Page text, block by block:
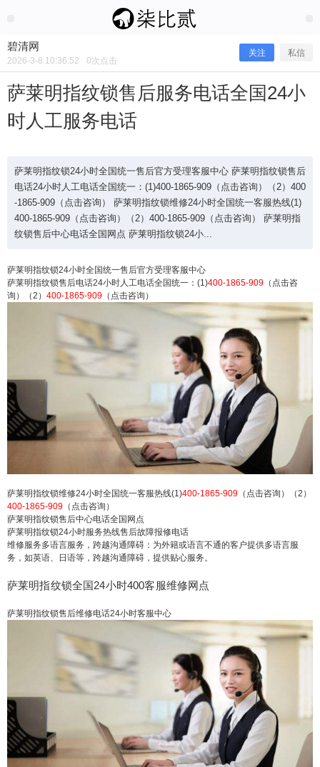
碧清网
2026-3-8 10:36:52 0次点击
关注 私信
萨莱明指纹锁售后服务电话全国24小
时人工服务电话
萨莱明指纹锁24小时全国统一售后官方受理客服中心 萨莱明指纹锁售后
电话24小时人工电话全国统一：(1)400-1865-909（点击咨询）（2）400
-1865-909（点击咨询） 萨莱明指纹锁维修24小时全国统一客服热线(1)
400-1865-909（点击咨询）（2）400-1865-909（点击咨询） 萨莱明指
纹锁售后中心电话全国网点 萨莱明指纹锁24小...
萨莱明指纹锁24小时全国统一售后官方受理客服中心
萨莱明指纹锁售后电话24小时人工电话全国统一：(1)400-1865-909 （点击咨
询）（2） 400-1865-909 （点击咨询）
萨莱明指纹锁维修24小时全国统一客服热线(1)400-1865-909 （点击咨询）（2）
400-1865-909 （点击咨询）
萨莱明指纹锁售后中心电话全国网点
萨莱明指纹锁24小时服务热线售后故障报修电话
维修服务多语言服务，跨越沟通障碍：为外籍或语言不通的客户提供多语言服
务，如英语、日语等，跨越沟通障碍，提供贴心服务。
萨莱明指纹锁全国24小时400客服维修网点
萨莱明指纹锁售后维修电话24小时客服中心
萨莱明指纹锁售后服务电话全国24小
萨莱明指纹锁24小时全国统一售后官方受理客服中
心 萨莱明指纹锁售后电话24小时人工电话全国统
一：(1)400-1865-909（点击咨询）（2）400-1865-
909（点击咨询） 萨莱明指纹锁维修24小时全国统
一客服热线(1)400-1865-909（点击咨询）（2）400
-1865-909（点击咨询） 萨莱明指纹锁售后中心电
话全国网点 萨莱明指纹锁24小...
扫描二维码继续阅读